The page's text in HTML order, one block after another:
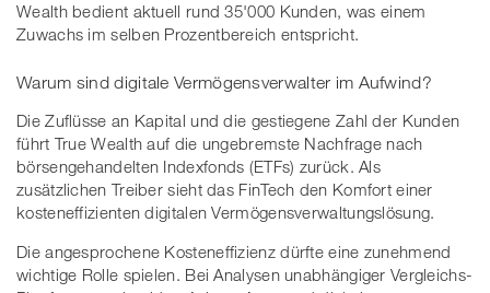
Wealth bedient aktuell rund 35'000 Kunden, was einem
Zuwachs im selben Prozentbereich entspricht.
Warum sind digitale Vermögensverwalter im Aufwind?
Die Zuflüsse an Kapital und die gestiegene Zahl der Kunden
führt True Wealth auf die ungebremste Nachfrage nach
börsengehandelten Indexfonds (ETFs) zurück. Als
zusätzlichen Treiber sieht das FinTech den Komfort einer
kosteneffizienten digitalen Vermögensverwaltungslösung.
Die angesprochene Kosteneffizienz dürfte eine zunehmend
wichtige Rolle spielen. Bei Analysen unabhängiger Vergleichs-